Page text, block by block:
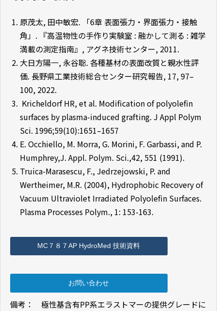
原茂太, 田中敏宏. 「6章 表面張力・界面張力・接触
角」. 『高温物性の手作り実験室 : 融かして測る : 雑学
満載の測定指南』, アグネ技術センター, 2011.
大日方陽一, 永谷聡. 各種基材の表面改質と親水性評
価. 長野県工業技術総合センター研究報告, 17, 97–
100, 2022.
Kricheldorf HR, et al. Modification of polyolefin
surfaces by plasma-induced grafting. J Appl Polym
Sci. 1996;59(10):1651–1657
E. Occhiello, M. Morra, G. Morini, F. Garbassi, and P.
Humphrey,J. Appl. Polym. Sci.,42, 551 (1991).
Truica-Marasescu, F., Jedrzejowski, P. and
Wertheimer, M.R. (2004), Hydrophobic Recovery of
Vacuum Ultraviolet Irradiated Polyolefin Surfaces.
Plasma Processes Polym., 1: 153-163.
MC７８７AP HydroMed 技術資料
お問い合わせ
備考： 極性基含有PP系エラストマーの提供グレードに